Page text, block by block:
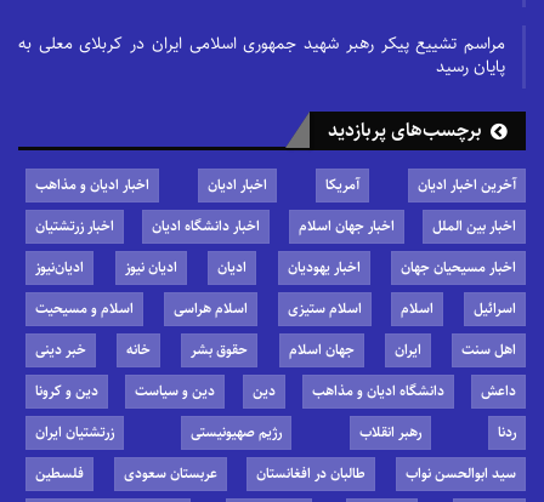
مراسم تشییع پیکر رهبر شهید جمهوری اسلامی ایران در کربلای معلی به
پایان رسید
برچسب‌های پربازدید
آخرین اخبار ادیان آمریکا اخبار ادیان
اخبار ادیان و مذاهب
اخبار بین الملل
اخبار جهان اسلام اخبار دانشگاه ادیان
اخبار زرتشتیان
اخبار مسیحیان جهان
اخبار یهودیان ادیان ادیان نیوز
ادیان‌نیوز
اسرائیل
اسلام اسلام ستیزی اسلام هراسی
اسلام و مسیحیت
اهل سنت
ایران جهان اسلام حقوق بشر خانه
خبر دینی
داعش
دانشگاه ادیان و مذاهب دین دین و سیاست
دین و کرونا
ردنا
رهبر انقلاب رژیم صهیونیستی
زرتشتیان ایران
سید ابوالحسن نواب
طالبان در افغانستان عربستان سعودی فلسطین